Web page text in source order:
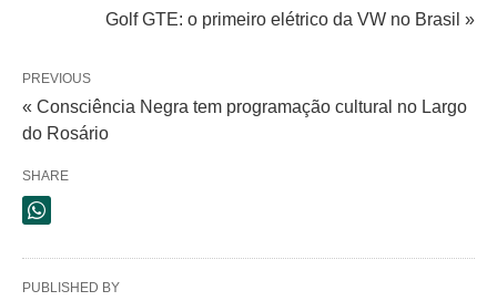
Golf GTE: o primeiro elétrico da VW no Brasil »
PREVIOUS
« Consciência Negra tem programação cultural no Largo
do Rosário
SHARE
PUBLISHED BY